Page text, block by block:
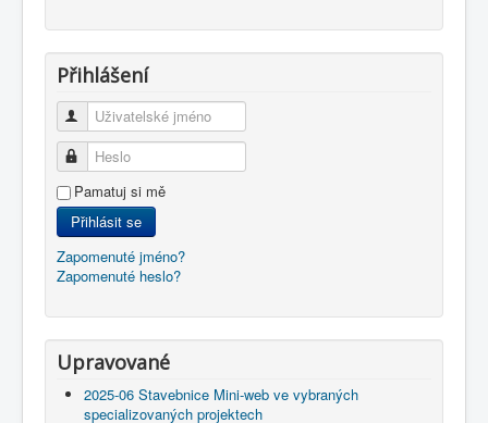
Přihlášení
Uživatelské jméno
Heslo
Pamatuj si mě
Přihlásit se
Zapomenuté jméno?
Zapomenuté heslo?
Upravované
2025-06 Stavebnice Mini-web ve vybraných
specializovaných projektech